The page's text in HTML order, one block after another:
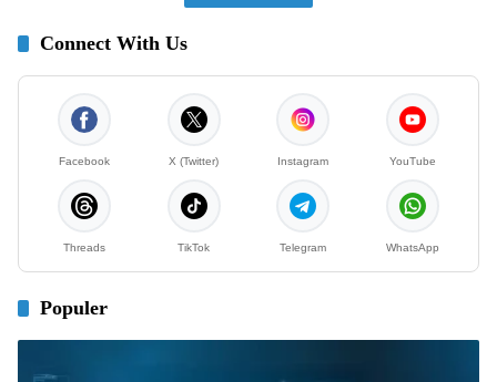
Connect With Us
Facebook X (Twitter) Instagram YouTube
Threads TikTok Telegram WhatsApp
Populer